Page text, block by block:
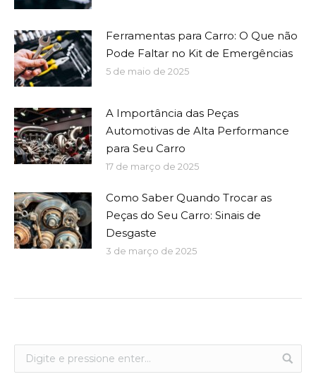
Ferramentas para Carro: O Que não
Pode Faltar no Kit de Emergências
5 de maio de 2025
A Importância das Peças
Automotivas de Alta Performance
para Seu Carro
17 de março de 2025
Como Saber Quando Trocar as
Peças do Seu Carro: Sinais de
Desgaste
3 de março de 2025